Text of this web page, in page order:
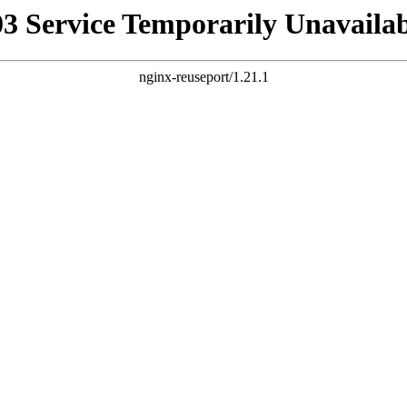
Service Temporarily
nginx-reuseport/1.21.1